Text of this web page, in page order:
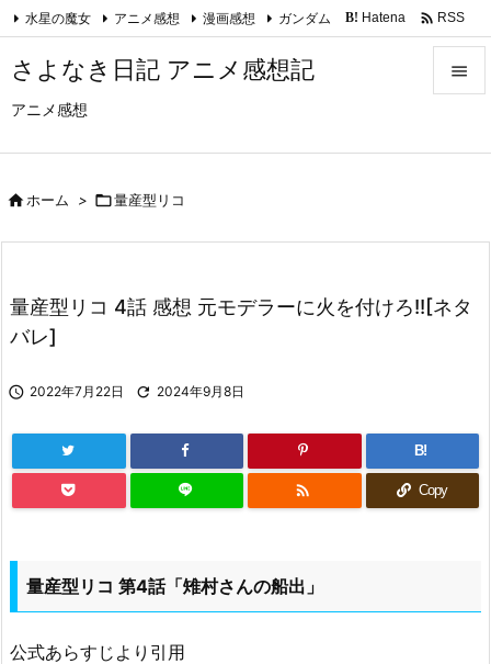
さよなき日記 アニメ感想記
アニメ感想

次へ
水星の魔女 アニメ感想 漫画感想 ガンダム B! Hatena  RSS
ホーム > 量産型リコ
量産型リコ 4話 感想 元モデラーに火を付けろ!![ネタ
バレ]
 2022年7月22日  2024年9月8日
B!
 Copy
量産型リコ 第4話「雉村さんの船出」
公式あらすじより引用